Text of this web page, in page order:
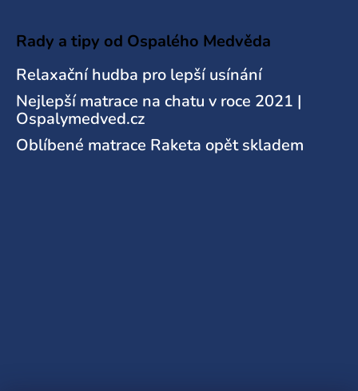
Rady a tipy od Ospalého Medvěda
Relaxační hudba pro lepší usínání
Nejlepší matrace na chatu v roce 2021 |
Ospalymedved.cz
Oblíbené matrace Raketa opět skladem